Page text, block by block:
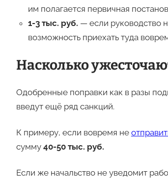
им полагается первичная
1-3 тыс. руб. — если руководство
возможность приехать туда
Насколько
Одобренные поправки как в разы
введут ещё ряд санкций.
К примеру, если вовремя не
сумму 40-50 тыс. руб.
Если же начальство не уведомит